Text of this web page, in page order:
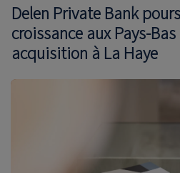
Delen Private Bank
croissance aux Pays-
acquisition à La Haye